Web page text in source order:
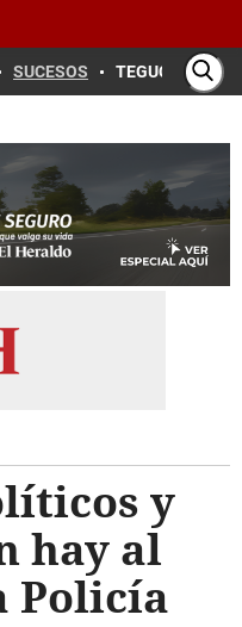
SUCESOS TEGUCIGALPA
y
hay al
Policía